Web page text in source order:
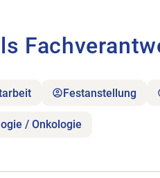
Festanstellung
/ Onkologie